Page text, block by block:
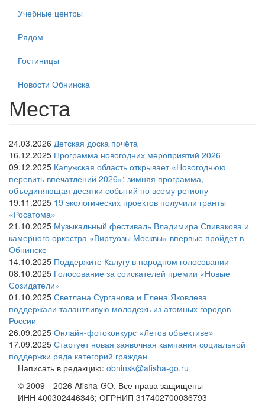
Учебные центры
Рядом
Гостиницы
Новости Обнинска
Места
24.03.2026 Детская доска почёта
16.12.2025 Программа новогодних мероприятий 2026
09.12.2025 Калужская область открывает «Новогоднюю
перевить впечатлений 2026»: зимняя программа,
объединяющая десятки событий по всему региону
19.11.2025 19 экологических проектов получили гранты
«Росатома»
21.10.2025 Музыкальный фестиваль Владимира Спивакова и
камерного оркестра «Виртуозы Москвы» впервые пройдет в
Обнинске
14.10.2025 Поддержите Калугу в народном голосовании
08.10.2025 Голосование за соискателей премии «Новые
Созидатели»
01.10.2025 Светлана Сурганова и Елена Яковлева
поддержали талантливую молодежь из атомных городов
России
26.09.2025 Онлайн-фотоконкурс «Летов объективе»
17.09.2025 Стартует новая заявочная кампания социальной
поддержки ряда категорий граждан
Написать в редакцию: obninsk@afisha-go.ru
© 2009—2026 Afisha-GO. Все права защищены
ИНН 400302446346; ОГРНИП 317402700036793